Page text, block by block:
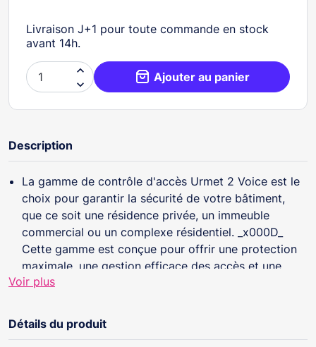
Livraison J+1 pour toute commande en stock
avant 14h.

 Ajouter au panier
Description
La gamme de contrôle d'accès Urmet 2 Voice est le
choix pour garantir la sécurité de votre bâtiment,
que ce soit une résidence privée, un immeuble
commercial ou un complexe résidentiel. _x000D_
Cette gamme est conçue pour offrir une protection
maximale, une gestion efficace des accès et une
tranquillité d'esprit à ses utilisateurs. _x000D_ Les
Sécurité avancée_x000D_ - Gestion flexible des
accès _x000D_ - Intégration intelligente _x000D_ -
Voir plus
Détails du produit